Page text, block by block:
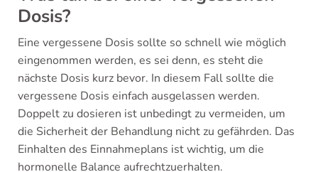
Dosis?
Eine vergessene Dosis sollte so schnell wie möglich
eingenommen werden, es sei denn, es steht die
nächste Dosis kurz bevor. In diesem Fall sollte die
vergessene Dosis einfach ausgelassen werden.
Doppelt zu dosieren ist unbedingt zu vermeiden, um
die Sicherheit der Behandlung nicht zu gefährden. Das
Einhalten des Einnahmeplans ist wichtig, um die
hormonelle Balance aufrechtzuerhalten.